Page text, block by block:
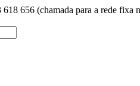
618 656 (chamada para a rede fixa